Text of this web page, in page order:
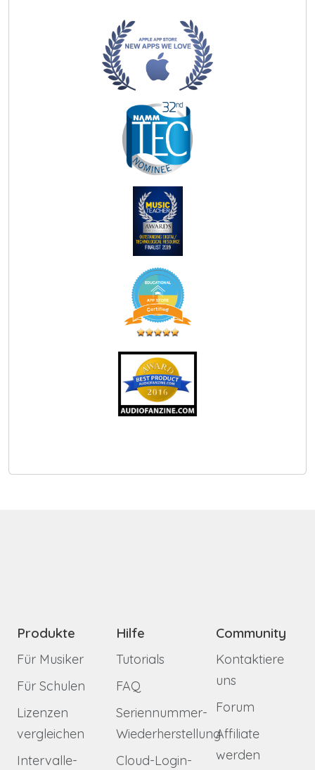
Produkte
Für Musiker
Für Schulen
Lizenzen
vergleichen
Intervalle-
Hilfe
Tutorials
FAQ
Seriennummer-
Wiederherstellung
Cloud-Login-
Community
Kontaktiere
uns
Forum
Affiliate
werden